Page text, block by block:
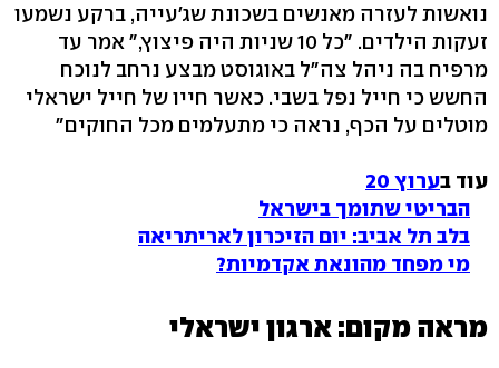
נואשות לעזרה מאנשים בשכונת שג'עייה, ברקע נשמעו
זעקות הילדים. "כל 10 שניות היה פיצוץ," אמר עד
מרפיח בה ניהל צה"ל באוגוסט מבצע נרחב לנוכח
החשש כי חייל נפל בשבי. כאשר חייו של חייל ישראלי
מוטלים על הכף, נראה כי מתעלמים מכל החוקים"
עוד בערוץ 20
הבריטי שתומך בישראל
בלב תל אביב: יום הזיכרון לאריתריאה
מי מפחד מהונאת אקדמיות?
מראה מקום: ארגון ישראלי